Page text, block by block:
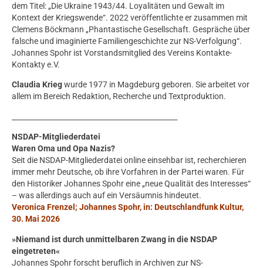
dem Titel: „Die Ukraine 1943/44. Loyalitäten und Gewalt im
Kontext der Kriegswende“. 2022 veröffentlichte er zusammen mit
Clemens Böckmann „Phantastische Gesellschaft. Gespräche über
falsche und imaginierte Familiengeschichte zur NS-Verfolgung“.
Johannes Spohr ist Vorstandsmitglied des Vereins Kontakte-
Kontakty e.V.
Claudia Kriegwurde 1977 in Magdeburg geboren. Sie arbeitet vor
allem im Bereich Redaktion, Recherche und Textproduktion.
NSDAP-Mitgliederdatei
Waren Oma und Opa Nazis?
Seit die NSDAP-Mitgliederdatei online einsehbar ist, recherchieren
immer mehr Deutsche, ob ihre Vorfahren in der Partei waren. Für
den Historiker Johannes Spohr eine „neue Qualität des Interesses“
– was allerdings auch auf ein Versäumnis hindeutet.
Veronica Frenzel; Johannes Spohr, in: Deutschlandfunk Kultur,
30. Mai 2026
»Niemand ist durch unmittelbaren Zwang in die NSDAP
eingetreten«
Johannes Spohr forscht beruflich in Archiven zur NS-